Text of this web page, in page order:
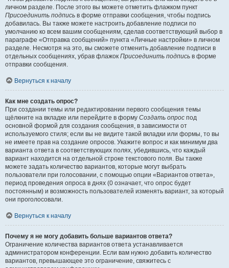
личном разделе. После этого вы можете отметить флажком пункт
Присоединить подпись в форме отправки сообщения, чтобы подпись
добавилась. Вы также можете настроить добавление подписи по
умолчанию ко всем вашим сообщениям, сделав соответствующий выбор в
параграфе «Отправка сообщений» пункта «Личные настройки» в личном
разделе. Несмотря на это, вы сможете отменить добавление подписи в
отдельных сообщениях, убрав флажок Присоединить подпись в форме
отправки сообщения.
Вернуться к началу
Как мне создать опрос?
При создании темы или редактировании первого сообщения темы
щёлкните на вкладке или перейдите в форму Создать опрос под
основной формой для создания сообщения, в зависимости от
используемого стиля; если вы не видите такой вкладки или формы, то вы
не имеете прав на создание опросов. Укажите вопрос и как минимум два
варианта ответа в соответствующих полях, убедившись, что каждый
вариант находится на отдельной строке текстового поля. Вы также
можете задать количество вариантов, которые могут выбрать
пользователи при голосовании, с помощью опции «Вариантов ответа»,
период проведения опроса в днях (0 означает, что опрос будет
постоянным) и возможность пользователей изменять вариант, за который
они проголосовали.
Вернуться к началу
Почему я не могу добавить больше вариантов ответа?
Ограничение количества вариантов ответа устанавливается
администратором конференции. Если вам нужно добавить количество
вариантов, превышающее это ограничение, свяжитесь с